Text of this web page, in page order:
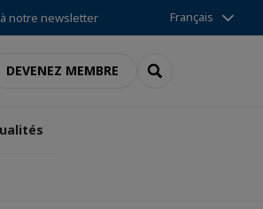
notre newsletter Français
DEVENEZ MEMBRE RECHERCHER